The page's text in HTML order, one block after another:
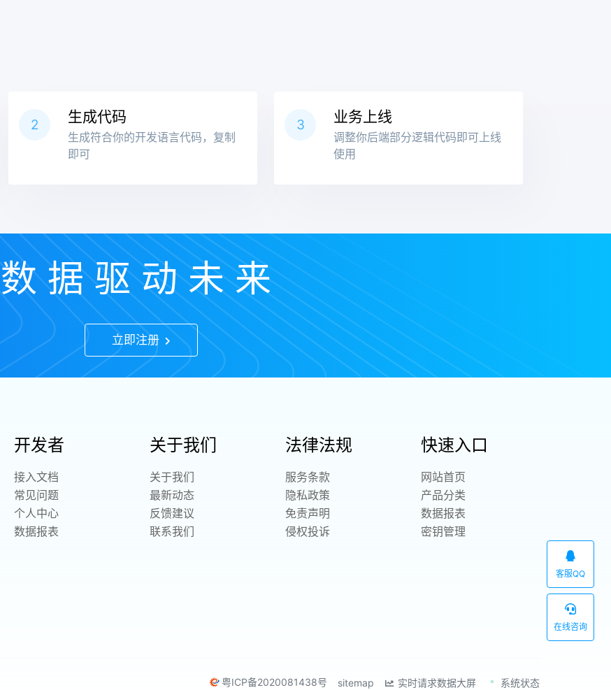
2 生成代码
生成符合你的开发语言代码，复制
即可
3 业务上线
调整你后端部分逻辑代码即可上线
使用
数据驱动未来
立即注册
开发者
接入文档
常见问题
个人中心
数据报表
关于我们
关于我们
最新动态
反馈建议
联系我们
法律法规
服务条款
隐私政策
免责声明
侵权投诉
快速入口
网站首页
产品分类
数据报表
密钥管理
粤ICP备2020081438号 sitemap 实时请求数据大屏 系统状态
客服QQ
在线咨询